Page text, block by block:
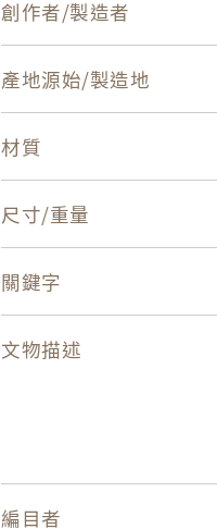
創作者/製造者
產地源始/製造地
材質
尺寸/重量
關鍵字
文物描述
編目者